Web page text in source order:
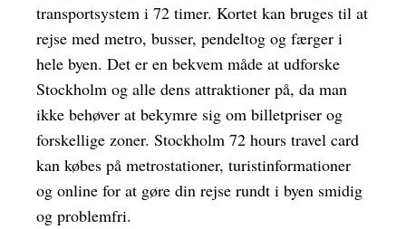
transportsystem i 72 timer. Kortet kan bruges til at
rejse med metro, busser, pendeltog og færger i
hele byen. Det er en bekvem måde at udforske
Stockholm og alle dens attraktioner på, da man
ikke behøver at bekymre sig om billetpriser og
forskellige zoner. Stockholm 72 hours travel card
kan købes på metrostationer, turistinformationer
og online for at gøre din rejse rundt i byen smidig
og problemfri.